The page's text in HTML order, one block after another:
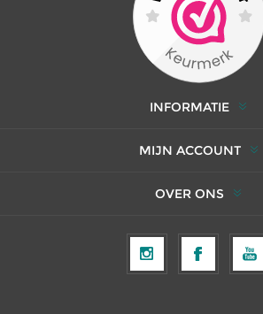
INFORMATIE
MIJN ACCOUNT
OVER ONS